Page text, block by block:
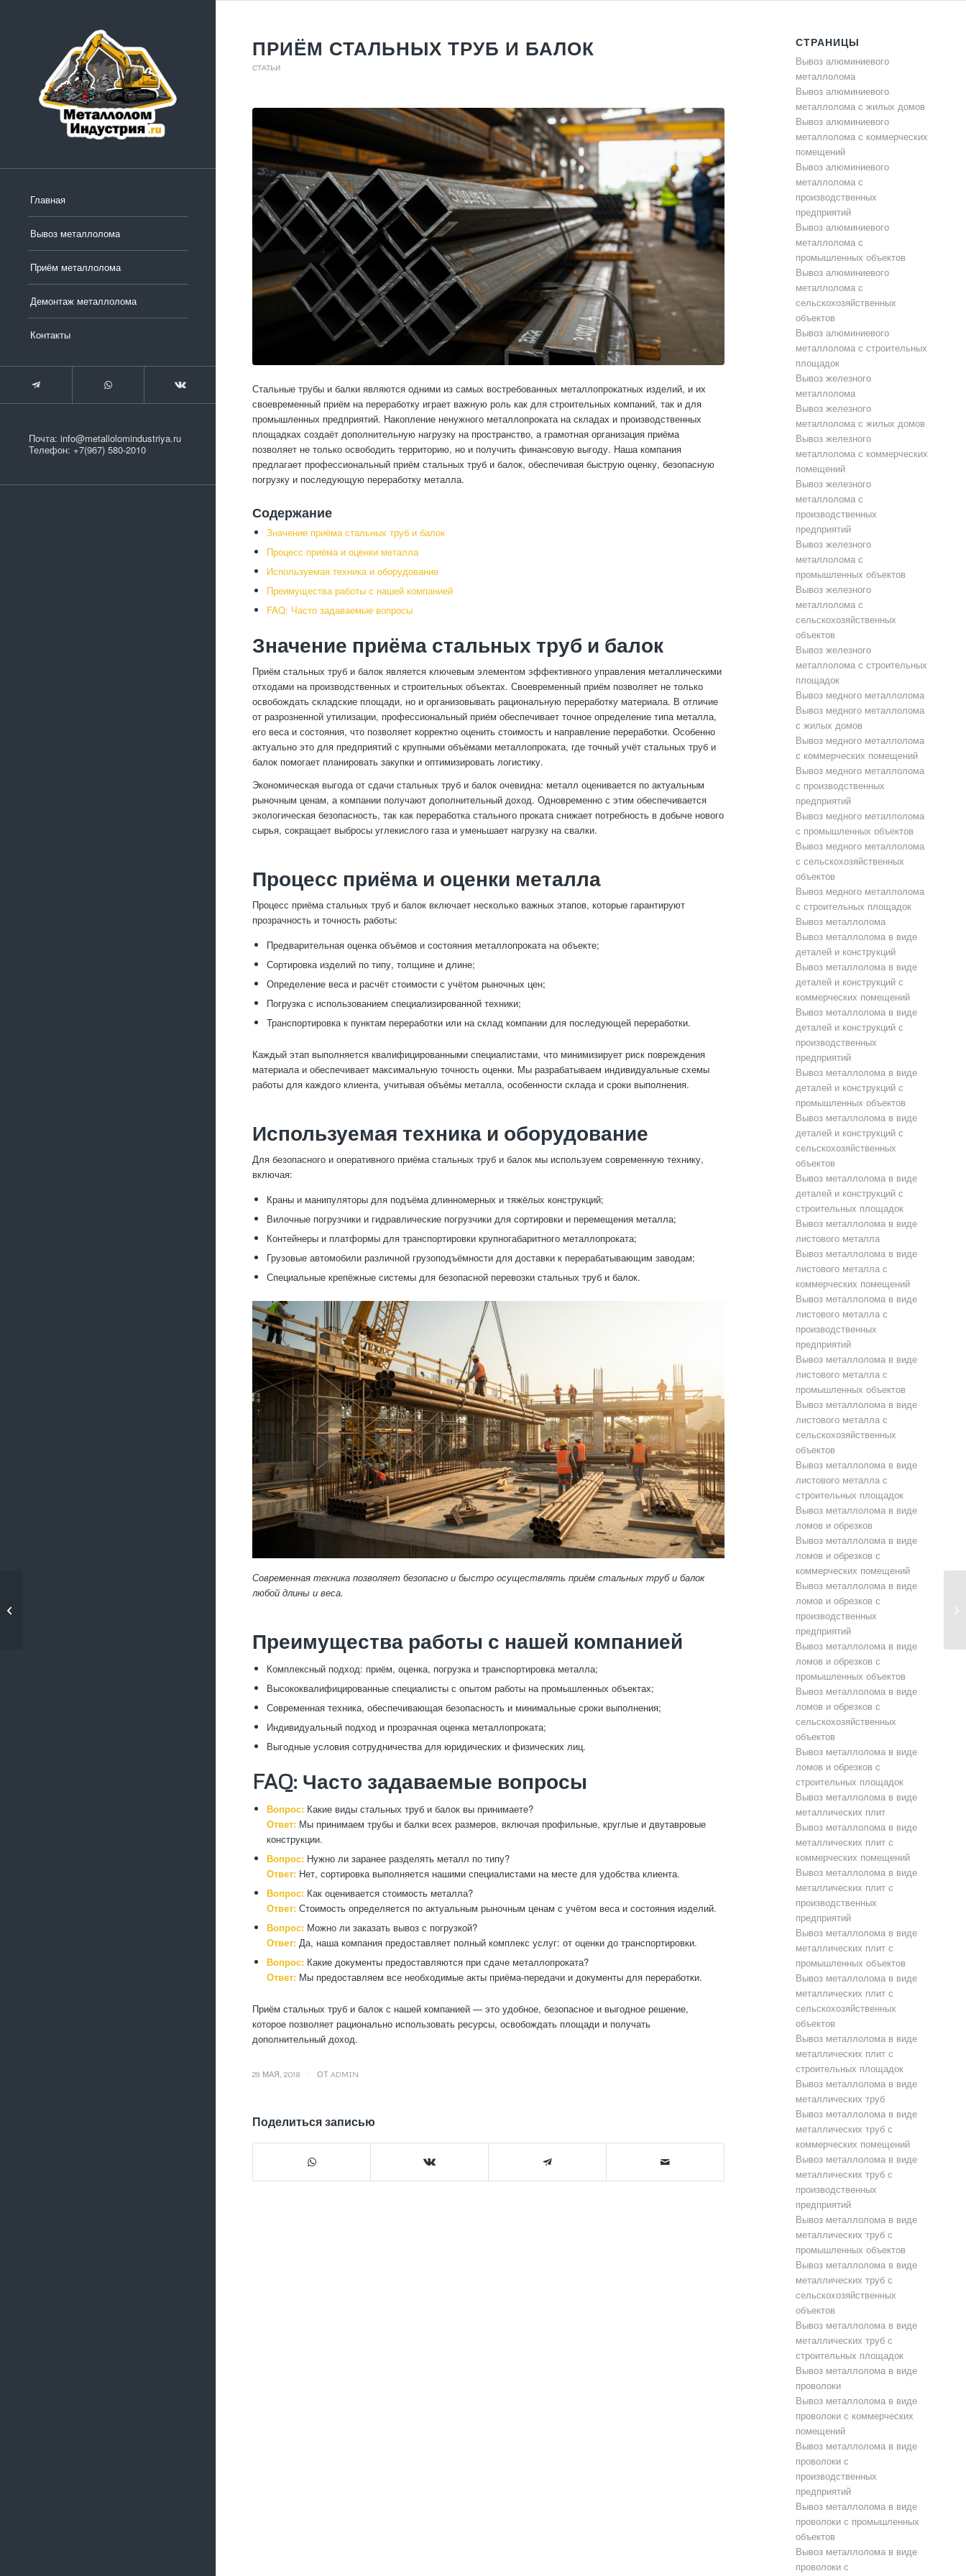
Главная
Вывоз металлолома
Приём металлолома
Демонтаж металлолома
Контакты
Почта: info@metallolomindustriya.ru
Телефон: +7(967) 580-2010
ПРИЁМ СТАЛЬНЫХ ТРУБ И БАЛОК
СТАТЬИ
Стальные трубы и балки являются одними из самых востребованных металлопрокатных изделий, и их
своевременный приём на переработку играет важную роль как для строительных компаний, так и для
промышленных предприятий. Накопление ненужного металлопроката на складах и производственных
площадках создаёт дополнительную нагрузку на пространство, а грамотная организация приёма
позволяет не только освободить территорию, но и получить финансовую выгоду. Наша компания
предлагает профессиональный приём стальных труб и балок, обеспечивая быструю оценку, безопасную
погрузку и последующую переработку металла.
Содержание
Значение приёма стальных труб и балок
Процесс приёма и оценки металла
Используемая техника и оборудование
Преимущества работы с нашей компанией
FAQ: Часто задаваемые вопросы
Значение приёма стальных труб и балок
Приём стальных труб и балок является ключевым элементом эффективного управления металлическими
отходами на производственных и строительных объектах. Своевременный приём позволяет не только
освобождать складские площади, но и организовывать рациональную переработку материала. В отличие
от разрозненной утилизации, профессиональный приём обеспечивает точное определение типа металла,
его веса и состояния, что позволяет корректно оценить стоимость и направление переработки. Особенно
актуально это для предприятий с крупными объёмами металлопроката, где точный учёт стальных труб и
балок помогает планировать закупки и оптимизировать логистику.
Экономическая выгода от сдачи стальных труб и балок очевидна: металл оценивается по актуальным
рыночным ценам, а компании получают дополнительный доход. Одновременно с этим обеспечивается
экологическая безопасность, так как переработка стального проката снижает потребность в добыче нового
сырья, сокращает выбросы углекислого газа и уменьшает нагрузку на свалки.
Процесс приёма и оценки металла
Процесс приёма стальных труб и балок включает несколько важных этапов, которые гарантируют
прозрачность и точность работы:
Предварительная оценка объёмов и состояния металлопроката на объекте;
Сортировка изделий по типу, толщине и длине;
Определение веса и расчёт стоимости с учётом рыночных цен;
Погрузка с использованием специализированной техники;
Транспортировка к пунктам переработки или на склад компании для последующей переработки.
Каждый этап выполняется квалифицированными специалистами, что минимизирует риск повреждения
материала и обеспечивает максимальную точность оценки. Мы разрабатываем индивидуальные схемы
работы для каждого клиента, учитывая объёмы металла, особенности склада и сроки выполнения.
Используемая техника и оборудование
Для безопасного и оперативного приёма стальных труб и балок мы используем современную технику,
включая:
Краны и манипуляторы для подъёма длинномерных и тяжёлых конструкций;
Вилочные погрузчики и гидравлические погрузчики для сортировки и перемещения металла;
Контейнеры и платформы для транспортировки крупногабаритного металлопроката;
Грузовые автомобили различной грузоподъёмности для доставки к перерабатывающим заводам;
Специальные крепёжные системы для безопасной перевозки стальных труб и балок.
Современная техника позволяет безопасно и быстро осуществлять приём стальных труб и балок
любой длины и веса.
Преимущества работы с нашей компанией
Комплексный подход: приём, оценка, погрузка и транспортировка металла;
Высококвалифицированные специалисты с опытом работы на промышленных объектах;
Современная техника, обеспечивающая безопасность и минимальные сроки выполнения;
Индивидуальный подход и прозрачная оценка металлопроката;
Выгодные условия сотрудничества для юридических и физических лиц.
FAQ: Часто задаваемые вопросы
Вопрос: Какие виды стальных труб и балок вы принимаете?
Ответ: Мы принимаем трубы и балки всех размеров, включая профильные, круглые и двутавровые
конструкции.
Вопрос: Нужно ли заранее разделять металл по типу?
Ответ: Нет, сортировка выполняется нашими специалистами на месте для удобства клиента.
Вопрос: Как оценивается стоимость металла?
Ответ: Стоимость определяется по актуальным рыночным ценам с учётом веса и состояния изделий.
Вопрос: Можно ли заказать вывоз с погрузкой?
Ответ: Да, наша компания предоставляет полный комплекс услуг: от оценки до транспортировки.
Вопрос: Какие документы предоставляются при сдаче металлопроката?
Ответ: Мы предоставляем все необходимые акты приёма-передачи и документы для переработки.
Приём стальных труб и балок с нашей компанией — это удобное, безопасное и выгодное решение,
которое позволяет рационально использовать ресурсы, освобождать площади и получать
дополнительный доход.
29 МАЯ, 2018 ОТ ADMIN
Поделиться записью
СТРАНИЦЫ
Вывоз алюминиевого
металлолома
Вывоз алюминиевого
металлолома с жилых домов
Вывоз алюминиевого
металлолома с коммерческих
помещений
Вывоз алюминиевого
металлолома с
производственных
предприятий
Вывоз алюминиевого
металлолома с
промышленных объектов
Вывоз алюминиевого
металлолома с
сельскохозяйственных
объектов
Вывоз алюминиевого
металлолома с строительных
площадок
Вывоз железного
металлолома
Вывоз железного
металлолома с жилых домов
Вывоз железного
металлолома с коммерческих
помещений
Вывоз железного
металлолома с
производственных
предприятий
Вывоз железного
металлолома с
промышленных объектов
Вывоз железного
металлолома с
сельскохозяйственных
объектов
Вывоз железного
металлолома с строительных
площадок
Вывоз медного металлолома
Вывоз медного металлолома
с жилых домов
Вывоз медного металлолома
с коммерческих помещений
Вывоз медного металлолома
с производственных
предприятий
Вывоз медного металлолома
с промышленных объектов
Вывоз медного металлолома
с сельскохозяйственных
объектов
Вывоз медного металлолома
с строительных площадок
Вывоз металлолома
Вывоз металлолома в виде
деталей и конструкций
Вывоз металлолома в виде
деталей и конструкций с
коммерческих помещений
Вывоз металлолома в виде
деталей и конструкций с
производственных
предприятий
Вывоз металлолома в виде
деталей и конструкций с
промышленных объектов
Вывоз металлолома в виде
деталей и конструкций с
сельскохозяйственных
объектов
Вывоз металлолома в виде
деталей и конструкций с
строительных площадок
Вывоз металлолома в виде
листового металла
Вывоз металлолома в виде
листового металла с
коммерческих помещений
Вывоз металлолома в виде
листового металла с
производственных
предприятий
Вывоз металлолома в виде
листового металла с
промышленных объектов
Вывоз металлолома в виде
листового металла с
сельскохозяйственных
объектов
Вывоз металлолома в виде
листового металла с
строительных площадок
Вывоз металлолома в виде
ломов и обрезков
Вывоз металлолома в виде
ломов и обрезков с
коммерческих помещений
Вывоз металлолома в виде
ломов и обрезков с
производственных
предприятий
Вывоз металлолома в виде
ломов и обрезков с
промышленных объектов
Вывоз металлолома в виде
ломов и обрезков с
сельскохозяйственных
объектов
Вывоз металлолома в виде
ломов и обрезков с
строительных площадок
Вывоз металлолома в виде
металлических плит
Вывоз металлолома в виде
металлических плит с
коммерческих помещений
Вывоз металлолома в виде
металлических плит с
производственных
предприятий
Вывоз металлолома в виде
металлических плит с
промышленных объектов
Вывоз металлолома в виде
металлических плит с
сельскохозяйственных
объектов
Вывоз металлолома в виде
металлических плит с
строительных площадок
Вывоз металлолома в виде
металлических труб
Вывоз металлолома в виде
металлических труб с
коммерческих помещений
Вывоз металлолома в виде
металлических труб с
производственных
предприятий
Вывоз металлолома в виде
металлических труб с
промышленных объектов
Вывоз металлолома в виде
металлических труб с
сельскохозяйственных
объектов
Вывоз металлолома в виде
металлических труб с
строительных площадок
Вывоз металлолома в виде
проволоки
Вывоз металлолома в виде
проволоки с коммерческих
помещений
Вывоз металлолома в виде
проволоки с
производственных
предприятий
Вывоз металлолома в виде
проволоки с промышленных
объектов
Вывоз металлолома в виде
проволоки с